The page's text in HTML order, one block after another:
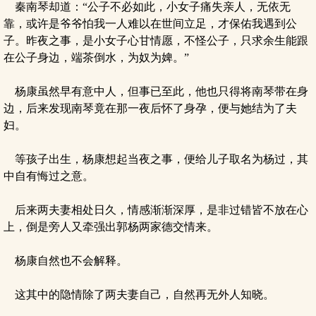
秦南琴却道：“公子不必如此，小女子痛失亲人，无依无
靠，或许是爷爷怕我一人难以在世间立足，才保佑我遇到公
子。昨夜之事，是小女子心甘情愿，不怪公子，只求余生能跟
在公子身边，端茶倒水，为奴为婢。”
杨康虽然早有意中人，但事已至此，他也只得将南琴带在身
边，后来发现南琴竟在那一夜后怀了身孕，便与她结为了夫
妇。
等孩子出生，杨康想起当夜之事，便给儿子取名为杨过，其
中自有悔过之意。
后来两夫妻相处日久，情感渐渐深厚，是非过错皆不放在心
上，倒是旁人又牵强出郭杨两家德交情来。
杨康自然也不会解释。
这其中的隐情除了两夫妻自己，自然再无外人知晓。